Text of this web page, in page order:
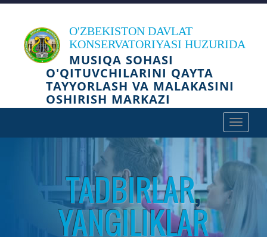
O'ZBEKISTON DAVLAT
KONSERVATORIYASI HUZURIDA
MUSIQA SOHASI
O'QITUVCHILARINI QAYTA
TAYYORLASH VA MALAKASINI
OSHIRISH MARKAZI
Toggle
TADBIRLAR,
YANGILIKLAR